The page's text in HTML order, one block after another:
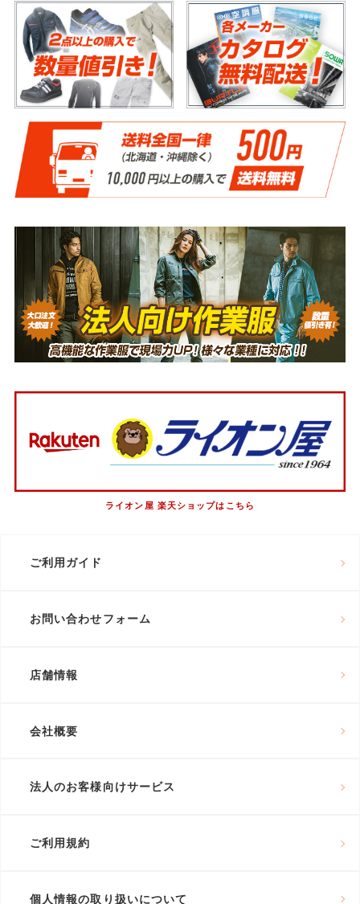
ライオン屋 楽天ショップはこちら
ご利用ガイド
お問い合わせフォーム
店舗情報
会社概要
法人のお客様向けサービス
ご利用規約
個人情報の取り扱いについて